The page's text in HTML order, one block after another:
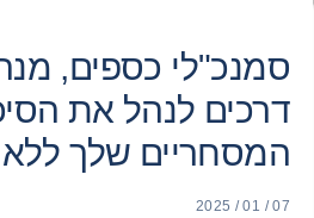
דרכים לנהל את
המסחריים שלך ללא
07 / 01 / 2025